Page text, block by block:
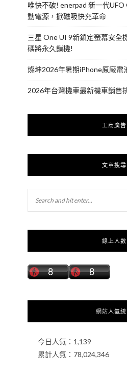
唯快不破! enerpad 新一代
動電源，掀磁吸快充革命
三星 One UI 9新鎖定螢幕安全
碼將永久鎖機!
燦坤2026年暑期iPhone原廠電
2026年台灣機車最新機車銷售
工商廣告
文章搜尋
線上人數
網站人氣
今日人氣： 1,139
累計人氣： 78,024,346